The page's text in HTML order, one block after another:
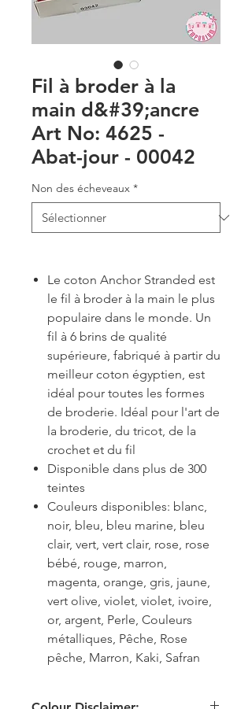
Fil à broder à la
main d&#39;ancre
Art No: 4625 -
Abat-jour - 00042
Non des écheveaux *
Le coton Anchor Stranded est
le fil à broder à la main le plus
populaire dans le monde. Un
fil à 6 brins de qualité
supérieure, fabriqué à partir du
meilleur coton égyptien, est
idéal pour toutes les formes
de broderie. Idéal pour l'art de
la broderie, du tricot, de la
crochet et du fil
Disponible dans plus de 300
teintes
Couleurs disponibles: blanc,
noir, bleu, bleu marine, bleu
clair, vert, vert clair, rose, rose
bébé, rouge, marron,
magenta, orange, gris, jaune,
vert olive, violet, violet, ivoire,
or, argent, Perle, Couleurs
métalliques, Pêche, Rose
pêche, Marron, Kaki, Safran